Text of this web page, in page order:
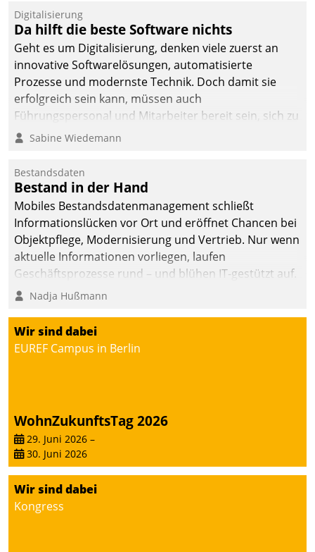
Einsparungen durch optimierte und automatisierte
Prozesse. Doch man darf nicht zu viel erwarten: Allein
mit der Einführung einer neuen Software ist es nicht
getan. Die Digitalisierung erfordert von Unternehmen
die Bereitschaft, sich zu überprüfen, zu hinterfragen
und zu verändern.
Digitalisierung
Da hilft die beste Software nichts
Geht es um Digitalisierung, denken viele zuerst an
innovative Softwarelösungen, automatisierte
Prozesse und modernste Technik. Doch damit sie
erfolgreich sein kann, müssen auch
Führungspersonal und Mitarbeiter bereit sein, sich zu
verändern und anzupassen, sonst werden sie an ihr
Sabine Wiedemann
Bestandsdaten
Bestand in der Hand
Mobiles Bestandsdatenmanagement schließt
Informationslücken vor Ort und eröffnet Chancen bei
Objektpflege, Modernisierung und Vertrieb. Nur wenn
aktuelle Informationen vorliegen, laufen
Geschäftsprozesse rund – und blühen IT-gestützt auf.
Nadja Hußmann
Wir sind dabei
EUREF Campus in Berlin
WohnZukunftsTag 2026
29. Juni 2026 –
30. Juni 2026
Wir sind dabei
Kongress